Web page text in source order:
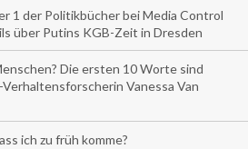
1 der Politikbücher bei Media Control
über Putins KGB-Zeit in Dresden
Die ersten 10 Worte sind
Vanessa Van
ich zu früh komme?